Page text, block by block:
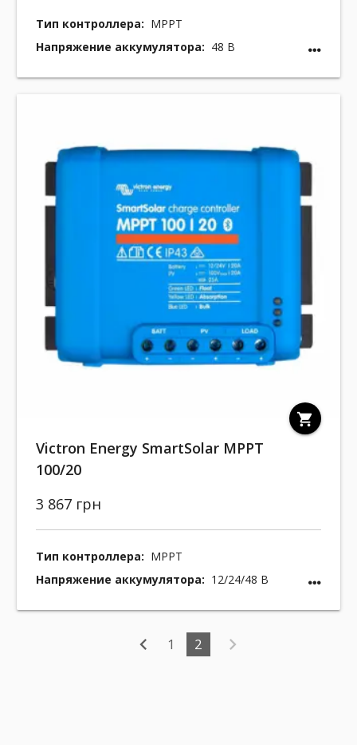
Тип контроллера: MPPT
Напряжение аккумулятора: 48 В
shopping_cart
Victron Energy SmartSolar MPPT
100/20
3 867 грн
Тип контроллера: MPPT
Напряжение аккумулятора: 12/24/48 В
chevron_left 1 2 chevron_right